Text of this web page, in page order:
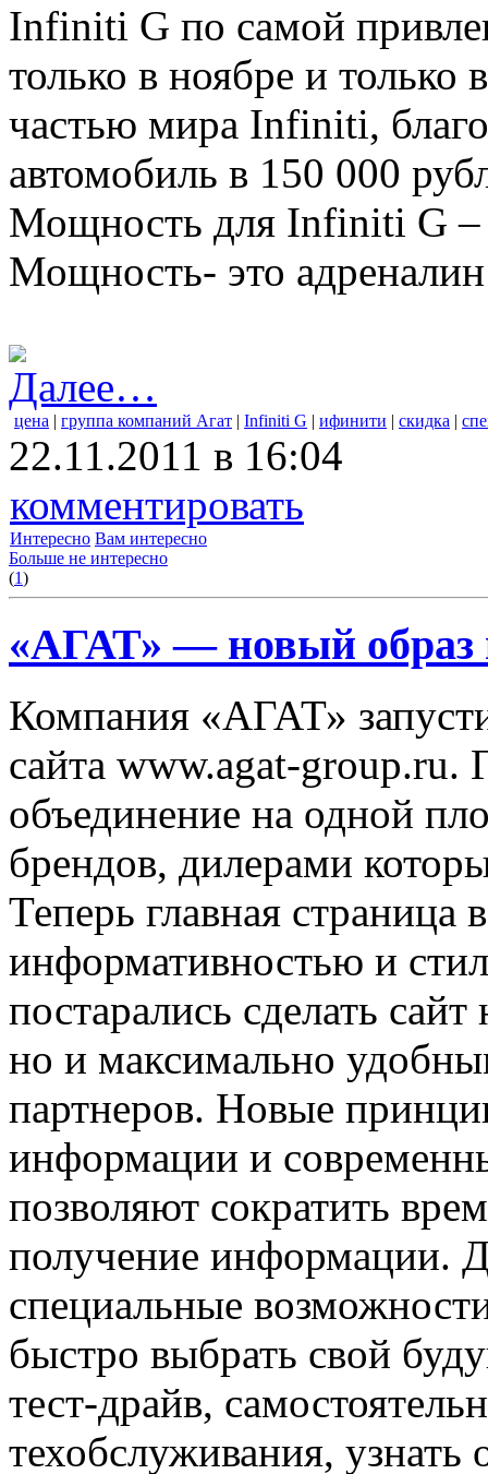
Infiniti G по самой
только в ноябре и
частью мира Infiniti,
автомобиль в 150 000
Мощность для Infiniti G –
Мощность- это
Далее…
цена | группа компаний Агат | Infiniti G | ифинити | скидка |
22.11.2011 в 16:04
комментировать
Интересно Вам интересно
Больше не интересно
(1)
«АГАТ» — новый образ
Компания «АГАТ»
сайта www.agat-group.ru.
объединение на одной
брендов, дилерами
Теперь главная страница
информативностью и
постарались сделать
но и максимально
партнеров. Новые
информации и
позволяют сократить
получение информации.
специальные
быстро выбрать свой
тест-драйв,
техобслуживания,